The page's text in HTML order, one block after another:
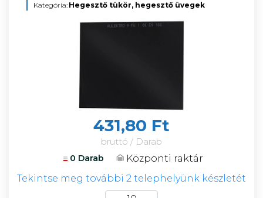
Kategória: Hegesztő tükör, hegesztő üvegek
431,80 Ft
bruttó / Darab
0 Darab
Központi raktár
Tekintse meg további 2 telephelyünk készletét